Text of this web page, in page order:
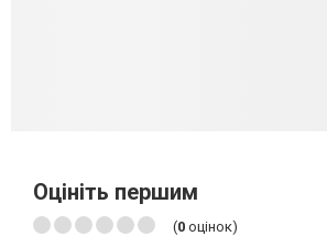
Оцініть першим
(0 оцінок)